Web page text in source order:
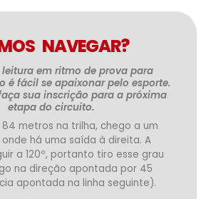
NAVEGAR?
em ritmo de prova para
é fácil se apaixonar pelo esporte.
sua inscrição para a próxima
etapa do circuito.
metros na trilha, chego a um
há uma saída à direita. A
a 120º, portanto tiro esse grau
na direção apontada por 45
apontada na linha seguinte).